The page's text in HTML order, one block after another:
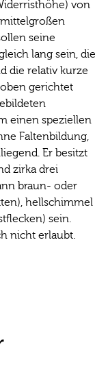
von
seine
lang sein, die
die relativ kurze
gerichtet
einen speziellen
Faltenbildung,
Er besitzt
zirka drei
braun- oder
hellschimmel
sein.
nicht erlaubt.